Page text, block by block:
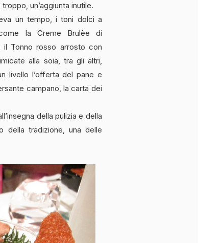
un’aggiunta inutile.
un tempo, i toni dolci a
la Creme Brulèe di
Tonno rosso arrosto con
alla soia, tra gli altri,
livello l’offerta del pane e
campano, la carta dei
della pulizia e della
della tradizione, una delle